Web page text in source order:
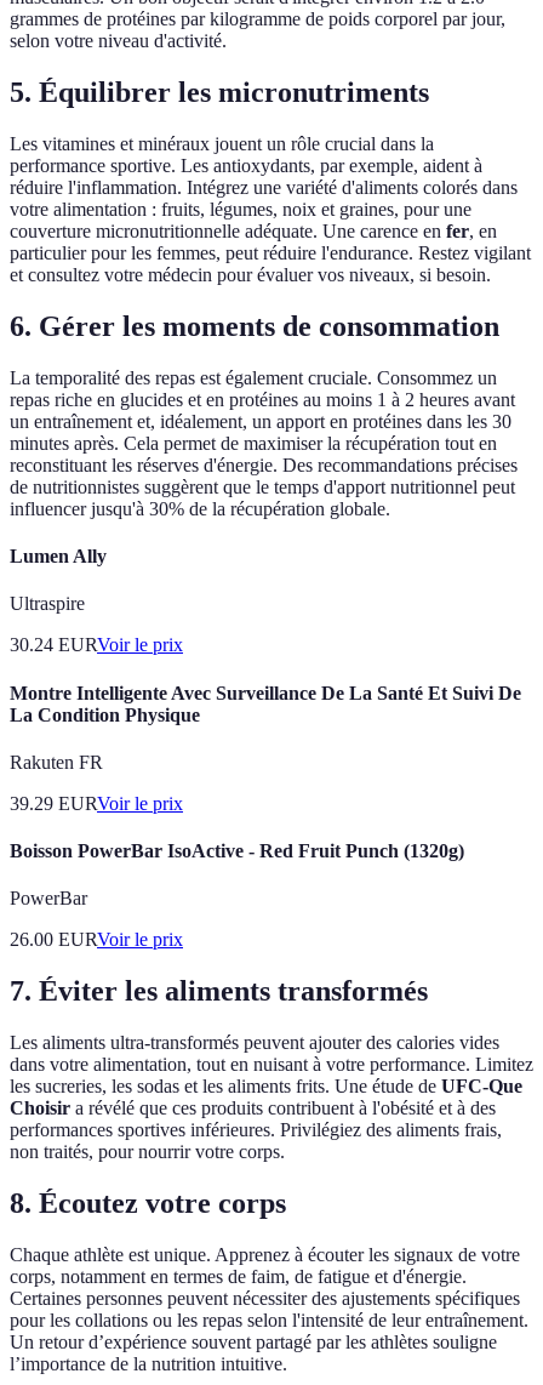
grammes de protéines par kilogramme de poids corporel par jour,
selon votre niveau d'activité.
5. Équilibrer les micronutriments
Les vitamines et minéraux jouent un rôle crucial dans la
performance sportive. Les antioxydants, par exemple, aident à
réduire l'inflammation. Intégrez une variété d'aliments colorés dans
votre alimentation : fruits, légumes, noix et graines, pour une
couverture micronutritionnelle adéquate. Une carence en fer, en
particulier pour les femmes, peut réduire l'endurance. Restez vigilant
et consultez votre médecin pour évaluer vos niveaux, si besoin.
6. Gérer les moments de consommation
La temporalité des repas est également cruciale. Consommez un
repas riche en glucides et en protéines au moins 1 à 2 heures avant
un entraînement et, idéalement, un apport en protéines dans les 30
minutes après. Cela permet de maximiser la récupération tout en
reconstituant les réserves d'énergie. Des recommandations précises
de nutritionnistes suggèrent que le temps d'apport nutritionnel peut
influencer jusqu'à 30% de la récupération globale.
Lumen Ally
Ultraspire
30.24 EURVoir le prix
Montre Intelligente Avec Surveillance De La Santé Et Suivi De
La Condition Physique
Rakuten FR
39.29 EURVoir le prix
Boisson PowerBar IsoActive - Red Fruit Punch (1320g)
PowerBar
26.00 EURVoir le prix
7. Éviter les aliments transformés
Les aliments ultra-transformés peuvent ajouter des calories vides
dans votre alimentation, tout en nuisant à votre performance. Limitez
les sucreries, les sodas et les aliments frits. Une étude de UFC-Que
Choisir a révélé que ces produits contribuent à l'obésité et à des
performances sportives inférieures. Privilégiez des aliments frais,
non traités, pour nourrir votre corps.
8. Écoutez votre corps
Chaque athlète est unique. Apprenez à écouter les signaux de votre
corps, notamment en termes de faim, de fatigue et d'énergie.
Certaines personnes peuvent nécessiter des ajustements spécifiques
pour les collations ou les repas selon l'intensité de leur entraînement.
Un retour d’expérience souvent partagé par les athlètes souligne
l’importance de la nutrition intuitive.